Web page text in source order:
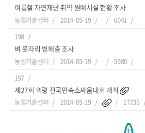
여름철 자연재난 취약 원예시설 현황 조사
농업기술센터 2014-05-19
6041
198
벼 못자리 병해충 조사
농업기술센터 2014-05-19
5980
197
제27회 의령 전국민속소싸움대회 개최
농업기술센터 2014-05-19 17736